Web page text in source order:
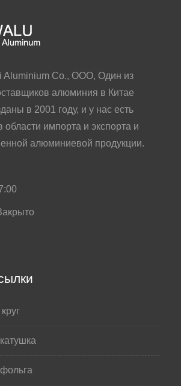
Aluminium Co., ООО, Один из
алюминия в Китае
в 2001 году, и у нас есть
области импорта и экспорта и
алюминиевой продукции.